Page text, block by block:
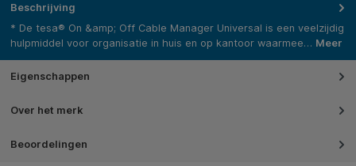
Beschrijving
* De tesa® On &amp; Off Cable Manager Universal is een veelzijdig
hulpmiddel voor organisatie in huis en op kantoor waarmee… Meer
Eigenschappen
Over het merk
Beoordelingen